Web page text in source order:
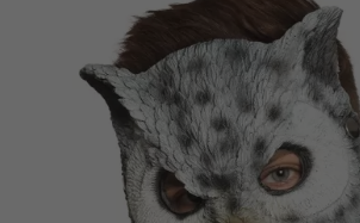
Vá em frente! Estávamos esperando
CRIAR CONTA